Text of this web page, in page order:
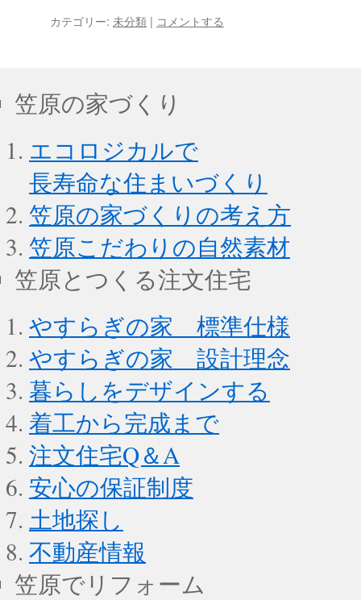
カテゴリー: 未分類 | コメントする
笠原の家づくり
エコロジカルで
長寿命な住まいづくり
笠原の家づくりの考え方
笠原こだわりの自然素材
笠原とつくる注文住宅
やすらぎの家 標準仕様
やすらぎの家 設計理念
暮らしをデザインする
着工から完成まで
注文住宅Q＆A
安心の保証制度
土地探し
不動産情報
笠原でリフォーム